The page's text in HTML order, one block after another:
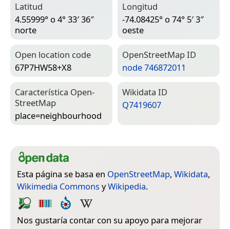
Latitud
4.55999° o 4° 33′ 36″
norte
Longitud
-74.08425° o 74° 5′ 3″
oeste
Open location code
67P7HW58+X8
Open­Street­Map ID
node 746872011
Característica Open­
Street­Map
place=­neighbourhood
Wiki­data ID
Q7419607
Esta página se basa en OpenStreetMap, Wikidata,
Wikimedia Commons yWikipedia.
Nos gustaría contar con su apoyo para mejorar